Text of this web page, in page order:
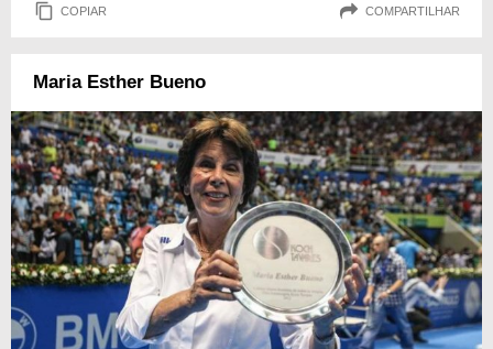
COPIAR COMPARTILHAR
Maria Esther Bueno